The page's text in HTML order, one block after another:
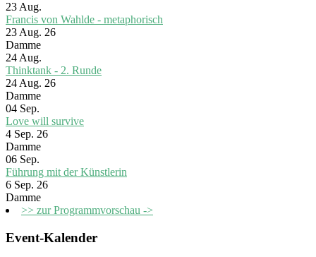
23 Aug.
Francis von Wahlde - metaphorisch
23 Aug. 26
Damme
24 Aug.
Thinktank - 2. Runde
24 Aug. 26
Damme
04 Sep.
Love will survive
4 Sep. 26
Damme
06 Sep.
Führung mit der Künstlerin
6 Sep. 26
Damme
>> zur Programmvorschau ->
Event-Kalender